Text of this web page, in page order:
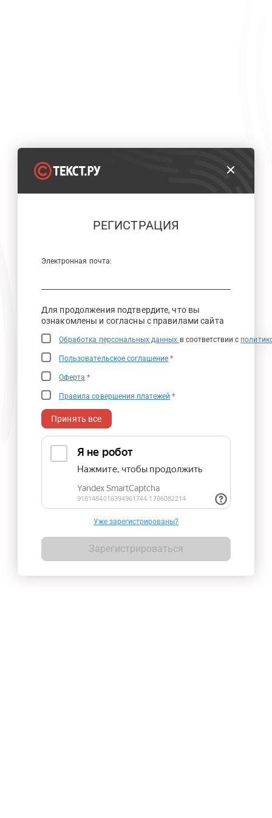
РЕГИСТРАЦИЯ
Электронная почта:
Для продолжения подтвердите, что вы
ознакомлены и согласны с правилами сайта
Обработка персональных данных в соответствии с
Пользовательское соглашение *
Оферта *
Правила совершения платежей *
Принять все
Уже зарегистрированы?
Зарегистрироваться